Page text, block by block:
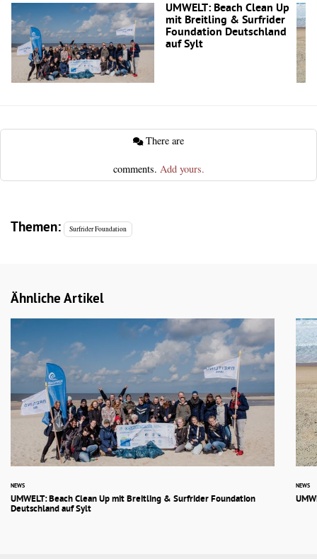
UMWELT: Beach Clean Up
mit Breitling & Surfrider
Foundation Deutschland
auf Sylt
comments. Add yours.
Themen: Surfrider Foundation
Ähnliche Artikel
NEWS
UMWELT: Beach Clean Up mit Breitling & Surfrider Foundation
Deutschland auf Sylt
NEWS